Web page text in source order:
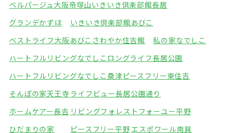
ベルパージュ大阪帝塚山いきいき倶楽部館長居
グランデかずほ
いきいき倶楽部館あびこ
ベストライフ大阪あびこ さわやか住吉館
私の家なでしこ
ハートフルリビングなでしこ ロングライフ長居公園
ハートフルリビングなでしこ桑津ピースフリー東住吉
そんぽの家天王寺ライフビュー長居公園通り
ホームケアー長吉 リビングフォレスト フォーユー平野
ひだまりの家
ピースフリー平野エスポワール南巽